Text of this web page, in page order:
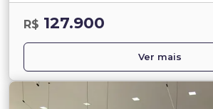
R$ 127.900
Ver mais